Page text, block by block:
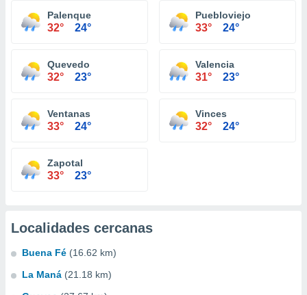
Palenque
32° 24°
Puebloviejo
33° 24°
Quevedo
32° 23°
Valencia
31° 23°
Ventanas
33° 24°
Vinces
32° 24°
Zapotal
33° 23°
Localidades cercanas
Buena Fé (16.62 km)
La Maná (21.18 km)